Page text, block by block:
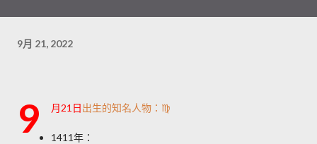
9月 21, 2022
9 月21日出生的知名人物：♍️
1411年：